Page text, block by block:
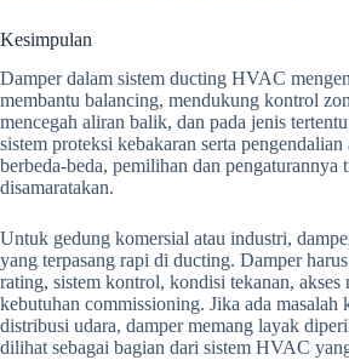
Kesimpulan
Damper dalam sistem ducting HVAC
membantu balancing, mendukung kontrol
mencegah aliran balik, dan pada jenis
sistem proteksi kebakaran serta
berbeda-beda, pemilihan dan pengaturannya
disamaratakan.
Untuk gedung komersial atau industri,
yang terpasang rapi di ducting. Damper
rating, sistem kontrol, kondisi tekanan, akses
kebutuhan commissioning. Jika ada masalah
distribusi udara, damper memang layak
dilihat sebagai bagian dari sistem HVAC